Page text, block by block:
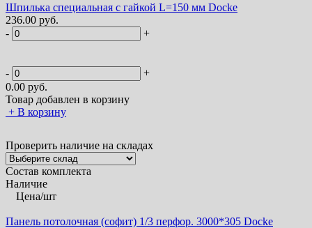
Шпилька специальная с гайкой L=150 мм Docke
236.00 руб.
-
+
-
+
0.00 руб.
Товар добавлен в корзину
+ В корзину
Проверить наличие на складах
Состав комплекта
Наличие
Цена/шт
Панель потолочная (софит) 1/3 перфор. 3000*305 Docke